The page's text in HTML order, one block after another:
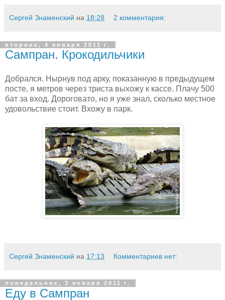
Сергей Знаменский на 18:28 2 комментария:
вторник, 4 января 2011 г.
Сампран. Крокодильчики
Добрался. Нырнув под арку, показанную в предыдущем
посте, я метров через триста выхожу к кассе. Плачу 500
бат за вход. Дороговато, но я уже знал, сколько местное
удовольствие стоит. Вхожу в парк.
Сергей Знаменский на 17:13 Комментариев нет:
понедельник, 3 января 2011 г.
Еду в Сампран